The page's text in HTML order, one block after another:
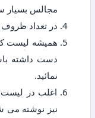
مجالس
در تعداد ظروف
همیشه لیست
دست داشته
نمائید.
اغلب در
نیز نوشته می